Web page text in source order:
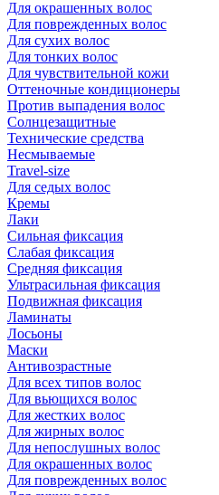
Для окрашенных волос
Для поврежденных волос
Для сухих волос
Для тонких волос
Для чувствительной кожи
Оттеночные кондиционеры
Против выпадения волос
Солнцезащитные
Технические средства
Несмываемые
Travel-size
Для седых волос
Кремы
Лаки
Сильная фиксация
Слабая фиксация
Средняя фиксация
Ультрасильная фиксация
Подвижная фиксация
Ламинаты
Лосьоны
Маски
Антивозрастные
Для всех типов волос
Для вьющихся волос
Для жестких волос
Для жирных волос
Для непослушных волос
Для окрашенных волос
Для поврежденных волос